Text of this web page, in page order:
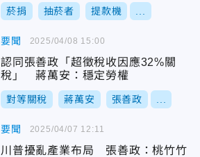
菸捐 抽菸者 提款機
要聞
認同張善政「超徵稅收因應32%關
稅」 蔣萬安：穩定勞權
對等關稅 蔣萬安 張善政
2025/04/08 15:00
要聞
川普擾亂產業布局 張善政：桃竹竹
2025/04/07 12:11